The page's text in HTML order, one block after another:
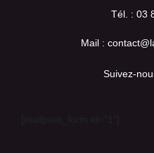
Tél. : 03
Mail :
Suivez-